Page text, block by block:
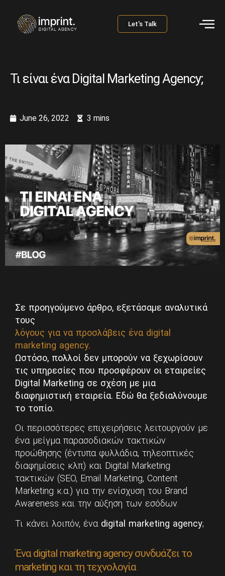
Let's Talk
Τι είναι ένα Digital Marketing Agency;
June 26, 2022 3 mins
Σε προηγούμενο άρθρο, εξετάσαμε αναλυτικά
τους
λόγους για να προσλάβεις ένα digital
marketing agency.
Ωστόσο, πολλοί δεν μπορούν να ξεχωρίσουν
τις υπηρεσίες που προσφέρουν οι εταιρείες
Digital Marketing σε σχέση με μια
διαφημιστική εταιρεία. Εδώ θα ξεδιαλύνουμε
το τοπίο.
Οι περισσότερες επιχειρήσεις λειτουργούν με
ένα μείγμα παρασοδιακών τακτικών
προώθησης (έντυπα φυλλάδια, τηλεοπτικές
διαφημίσεις κλπ) και Digital Marketing
τακτικών (SEO, Email Marketing, Content
Marketing κ.α.) για την ενίσχυση του Brand
Awareness και την αύξηση των εσόδων.
Τι κάνει λοιπόν, ένα digital marketing agency;
Ένα digital marketing agency συνδυάζει το
marketing και τη τεχνολογία